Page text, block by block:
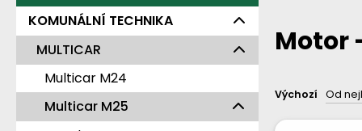
KOMUNÁLNÍ TECHNIKA
MULTICAR
Multicar M24
Multicar M25
Motor
Výchozí Od